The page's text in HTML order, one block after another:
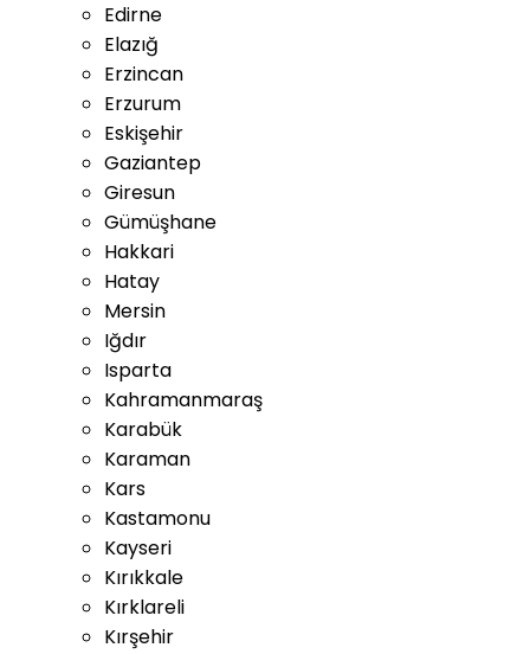
Edirne
Elazığ
Erzincan
Erzurum
Eskişehir
Gaziantep
Giresun
Gümüşhane
Hakkari
Hatay
Mersin
Iğdır
Isparta
Kahramanmaraş
Karabük
Karaman
Kars
Kastamonu
Kayseri
Kırıkkale
Kırklareli
Kırşehir